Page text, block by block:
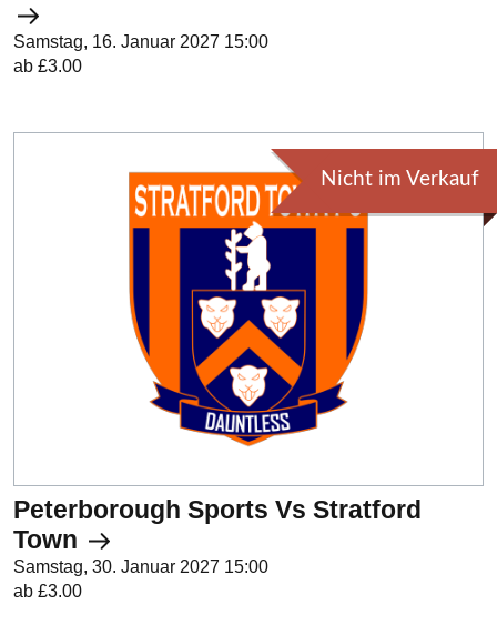
Samstag, 16. Januar 2027 15:00
ab £3.00
Nicht im Verkauf
Peterborough Sports Vs Stratford
Town
Samstag, 30. Januar 2027 15:00
ab £3.00